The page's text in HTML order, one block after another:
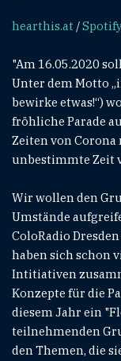
hearthis.at /
"Am 16.05.2020
Unter dem Motto
bewirke etwas!“)
fröhliche Parade
Zeiten von Corona
unbestimmte Zeit
Wir wollen den
Umstände
ColoRadio
haben sich schon
Intitiativen
Konzepte für die
diesem Jahr ein
teilnehmenden
den Themen, die